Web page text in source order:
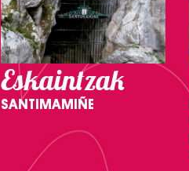
Eskaintzak
SANTIMAMIÑE